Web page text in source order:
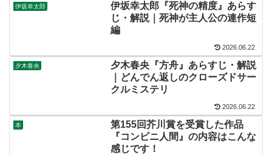
伊坂幸太郎
伊坂幸太郎『死神の精度』あらす
じ・解説｜死神が主人公の連作短
編
2026.06.22
夕木春央
夕木春央『方舟』あらすじ・解説
｜どんでん返しのクローズドサー
クルミステリ
2026.06.22
本
第155回芥川賞を受賞した作品
『コンビニ人間』の内容はこんな
感じです！